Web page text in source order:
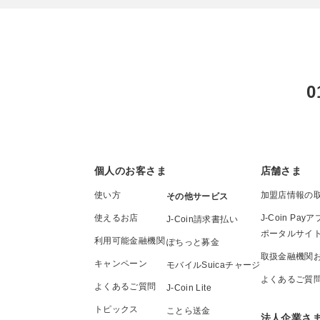
個人のお客さま
使い方
使えるお店
利用可能金融機関
キャンペーン
よくあるご質問
トピックス
その他サービス
J-Coin請求書払い
ぽちっと募金
モバイルSuicaチャージ
J-Coin Lite
ことら送金
店舗さま
加盟店情報の
J-Coin Payア
ポータルサイ
取扱金融機関
よくあるご質